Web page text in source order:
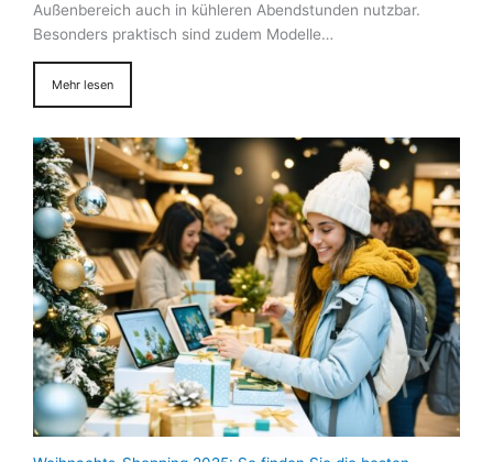
Außenbereich auch in kühleren Abendstunden nutzbar.
Besonders praktisch sind zudem Modelle…
Mehr lesen